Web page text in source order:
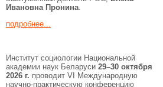
Ивановна Пронина.
подробнее...
Институт социологии Национальной
академии наук Беларуси 29–30 октября
2026 г. проводит VI Международную
научно-практическую конференцию